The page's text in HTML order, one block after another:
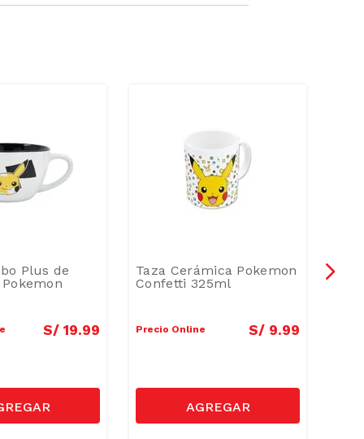
Plus de
S/ 19.99
Taza Cerámica Pokemon
Confetti 325ml
Precio Online S/ 9.99